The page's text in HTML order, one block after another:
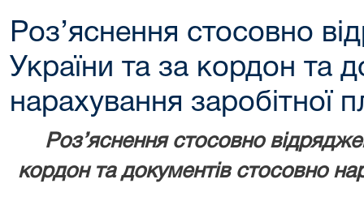
Роз’яснення стосовно
України та за кордон та
нарахування заробітної
Роз’яснення стосовно
кордон та документів стосовно